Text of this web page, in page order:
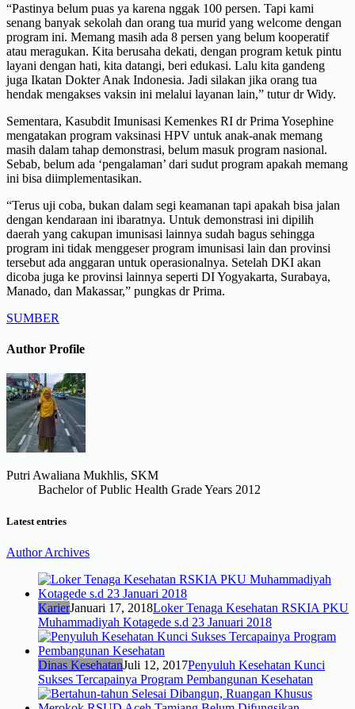
“Pastinya belum puas ya karena nggak 100 persen. Tapi kami
senang banyak sekolah dan orang tua murid yang welcome dengan
program ini. Memang masih ada 8 persen yang belum kooperatif
atau meragukan. Kita berusaha dekati, dengan program ketuk pintu
layani dengan hati, kita datangi, beri edukasi. Lalu kita gandeng
juga Ikatan Dokter Anak Indonesia. Jadi silakan jika orang tua
hendak mengakses vaksin ini melalui layanan lain,” tutur dr Widy.
Sementara, Kasubdit Imunisasi Kemenkes RI dr Prima Yosephine
mengatakan program vaksinasi HPV untuk anak-anak memang
masih dalam tahap demonstrasi, belum masuk program nasional.
Sebab, belum ada ‘pengalaman’ dari sudut program apakah memang
ini bisa diimplementasikan.
“Terus uji coba, bukan dalam segi keamanan tapi apakah bisa jalan
dengan kendaraan ini ibaratnya. Untuk demonstrasi ini dipilih
daerah yang cakupan imunisasi lainnya sudah bagus sehingga
program ini tidak menggeser program imunisasi lain dan provinsi
tersebut ada anggaran untuk operasionalnya. Setelah DKI akan
dicoba juga ke provinsi lainnya seperti DI Yogyakarta, Surabaya,
Manado, dan Makassar,” pungkas dr Prima.
SUMBER
Author Profile
Putri Awaliana Mukhlis, SKM
Bachelor of Public Health Grade Years 2012
Latest entries
Author Archives
KarierJanuari 17, 2018Loker Tenaga Kesehatan RSKIA PKU
Muhammadiyah Kotagede s.d 23 Januari 2018
Dinas KesehatanJuli 12, 2017Penyuluh Kesehatan Kunci
Sukses Tercapainya Program Pembangunan Kesehatan